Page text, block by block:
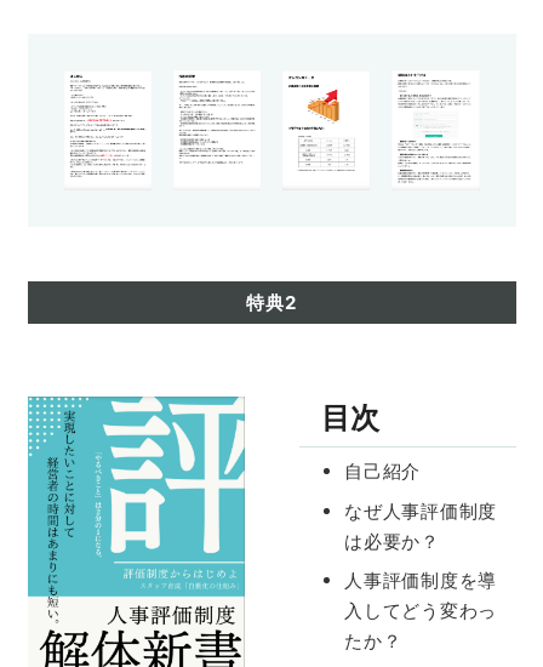
特典2
目次
自己紹介
なぜ人事評価制度
は必要か？
人事評価制度を導
入してどう変わっ
たか？